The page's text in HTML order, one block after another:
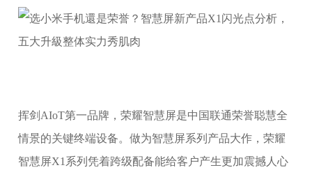
挥剑AIoT第一品牌，荣耀智慧屏是中国联通荣誉聪慧全
情景的关键终端设备。做为智慧屏系列产品大作，荣耀
智慧屏X1系列凭着跨级配备能给客户产生更加震撼人心